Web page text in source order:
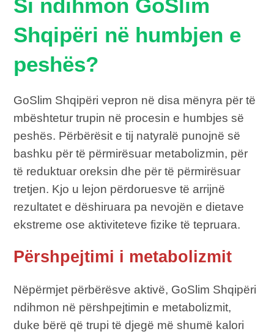
Si ndihmon GoSlim
Shqipëri në humbjen e
peshës?
GoSlim Shqipëri vepron në disa mënyra për të
mbështetur trupin në procesin e humbjes së
peshës. Përbërësit e tij natyralë punojnë së
bashku për të përmirësuar metabolizmin, për
të reduktuar oreksin dhe për të përmirësuar
tretjen. Kjo u lejon përdoruesve të arrijnë
rezultatet e dëshiruara pa nevojën e dietave
ekstreme ose aktiviteteve fizike të tepruara.
Përshpejtimi i metabolizmit
Nëpërmjet përbërësve aktivë, GoSlim Shqipëri
ndihmon në përshpejtimin e metabolizmit,
duke bërë që trupi të djegë më shumë kalori